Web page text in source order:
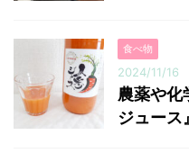
食べ物
2024/11/16
農薬や化
ジュース』